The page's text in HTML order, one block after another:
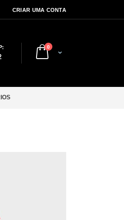
CRIAR UMA CONTA
Cart
0artigos